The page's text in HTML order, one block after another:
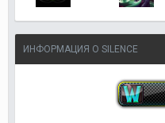
ИНФОРМАЦИЯ О SILENCE